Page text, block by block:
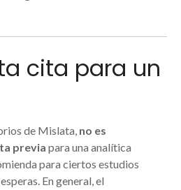
cita para un
de Mislata, no es
previa para una analítica
para ciertos estudios
En general, el